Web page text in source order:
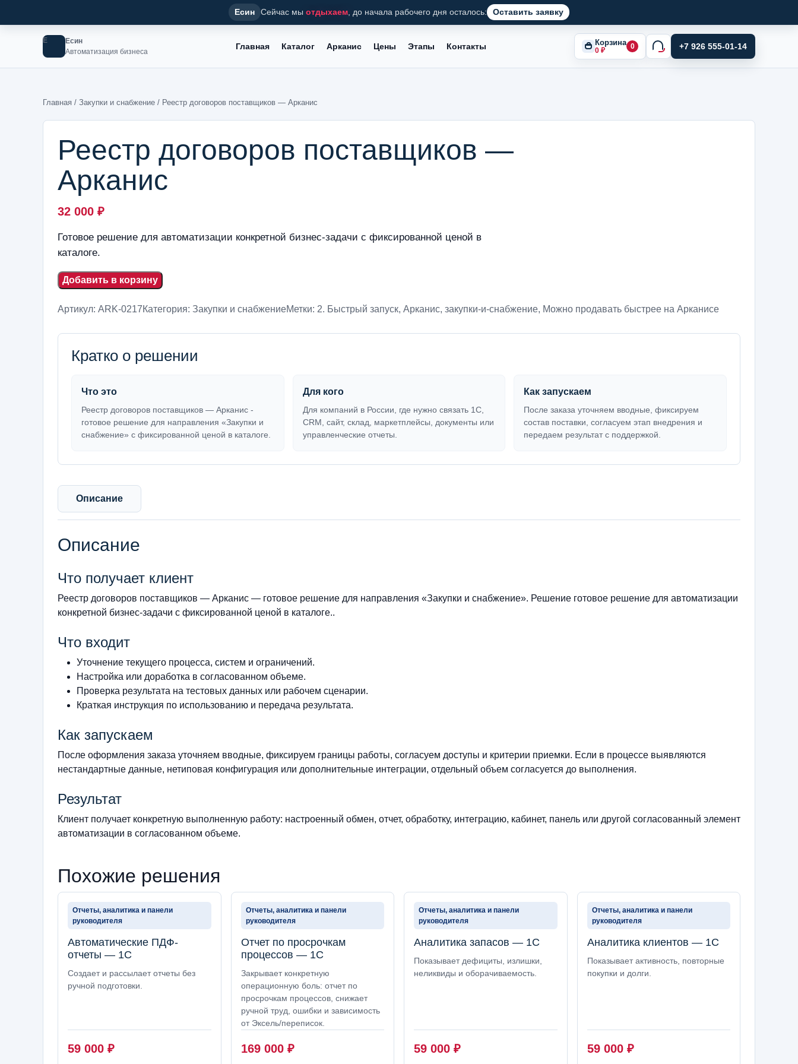
Есин Сейчас мы отдыхаем , до начала рабочего дня осталось: Оставить заявку
Е
Есин
Автоматизация бизнеса
Главная Каталог Арканис Цены Этапы Контакты Корзина
0 ₽ 0 +7 926 555-01-14
Главная / Закупки и снабжение / Реестр договоров поставщиков — Арканис
Реестр договоров поставщиков —
Арканис
32 000 ₽
Готовое решение для автоматизации конкретной бизнес-задачи с фиксированной ценой в
каталоге.
Добавить в корзину
Артикул: ARK-0217Категория: Закупки и снабжениеМетки: 2. Быстрый запуск, Арканис, закупки-и-снабжение, Можно продавать быстрее на Арканисе
Кратко о решении
Что это
Реестр договоров поставщиков — Арканис -
готовое решение для направления «Закупки и
снабжение» с фиксированной ценой в каталоге.
Для кого
Для компаний в России, где нужно связать 1С,
CRM, сайт, склад, маркетплейсы, документы или
управленческие отчеты.
Как запускаем
После заказа уточняем вводные, фиксируем
состав поставки, согласуем этап внедрения и
передаем результат с поддержкой.
Описание
Описание
Что получает клиент
Реестр договоров поставщиков — Арканис — готовое решение для направления «Закупки и снабжение». Решение готовое решение для автоматизации
конкретной бизнес-задачи с фиксированной ценой в каталоге..
Что входит
Уточнение текущего процесса, систем и ограничений.
Настройка или доработка в согласованном объеме.
Проверка результата на тестовых данных или рабочем сценарии.
Краткая инструкция по использованию и передача результата.
Как запускаем
После оформления заказа уточняем вводные, фиксируем границы работы, согласуем доступы и критерии приемки. Если в процессе выявляются
нестандартные данные, нетиповая конфигурация или дополнительные интеграции, отдельный объем согласуется до выполнения.
Результат
Клиент получает конкретную выполненную работу: настроенный обмен, отчет, обработку, интеграцию, кабинет, панель или другой согласованный элемент
автоматизации в согласованном объеме.
Похожие решения
Отчеты, аналитика и панели
руководителя
Автоматические ПДФ-
отчеты — 1С
Создает и рассылает отчеты без
ручной подготовки.
59 000 ₽
Отчеты, аналитика и панели
руководителя
Отчет по просрочкам
процессов — 1С
Закрывает конкретную
операционную боль: отчет по
просрочкам процессов, снижает
ручной труд, ошибки и зависимость
от Эксель/переписок.
169 000 ₽
Отчеты, аналитика и панели
руководителя
Аналитика запасов — 1С
Показывает дефициты, излишки,
неликвиды и оборачиваемость.
59 000 ₽
Отчеты, аналитика и панели
руководителя
Аналитика клиентов — 1С
Показывает активность, повторные
покупки и долги.
59 000 ₽